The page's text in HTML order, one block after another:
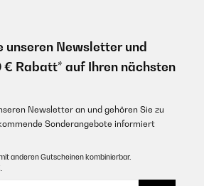
unseren Newsletter und
€ Rabatt* auf Ihren nächsten
Newsletter an und gehören Sie zu
Sonderangebote informiert
anderen Gutscheinen kombinierbar.